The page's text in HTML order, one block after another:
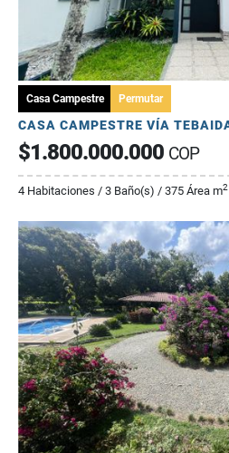
Casa Campestre Permutar
$1.800.000.000 COP
4 Habitaciones / 3 Baño(s) / 375 Área m2